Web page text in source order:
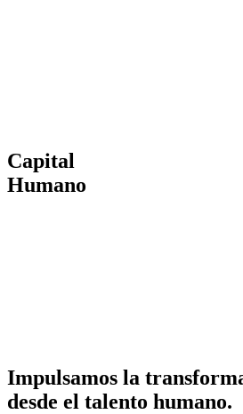
Capital
Humano
Impulsamos la
desde el talento humano.